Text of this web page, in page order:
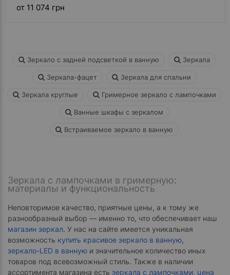
от 11 074 грн
Зеркало с задней подсветкой в ванную Зеркала
Зеркала-фацет Зеркала для спальни
Зеркала круглые Гримерное зеркало с лампочками
Ванные шкафы с зеркалом
Встраиваемое зеркало в ванную
Зеркала с лампочками в гримерную:
материалы и функциональность
Неповторимое качество, приятные цены, а к тому же
разнообразный выбор — именно то, что обеспечивает наш
магазин зеркал. У нас на сайте имеется уникальная
возможность купить красивое зеркало в ванную,
зеркало-LED в ванную и значительное количество иных
товаров под всевозможный стиль. Также в наличии
ассортимента магазина есть зеркала с лампочками, цена